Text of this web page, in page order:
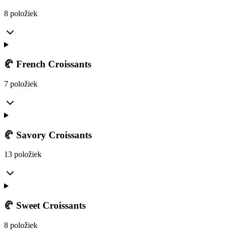
8 položiek
🥐 French Croissants
7 položiek
🥐 Savory Croissants
13 položiek
🥐 Sweet Croissants
8 položiek